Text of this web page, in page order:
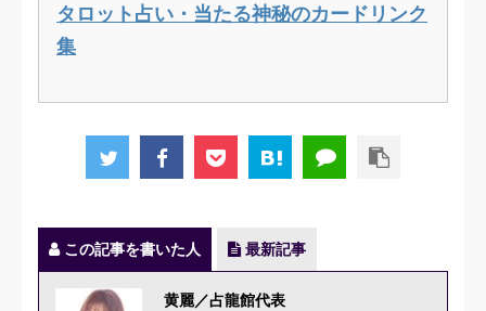
タロット占い・当たる神秘のカードリンク
集
この記事を書いた人 最新記事
黄麗／占龍館代表